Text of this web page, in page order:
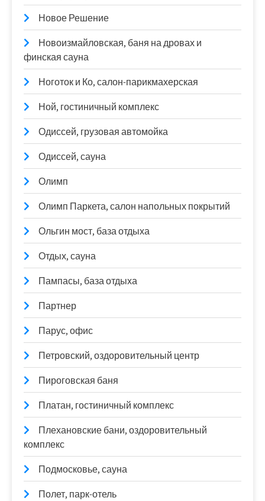
Новое Решение
Новоизмайловская, баня на дровах и
финская сауна
Ноготок и Ко, салон-парикмахерская
Ной, гостиничный комплекс
Одиссей, грузовая автомойка
Одиссей, сауна
Олимп
Олимп Паркета, салон напольных покрытий
Ольгин мост, база отдыха
Отдых, сауна
Пампасы, база отдыха
Партнер
Парус, офис
Петровский, оздоровительный центр
Пироговская баня
Платан, гостиничный комплекс
Плехановские бани, оздоровительный
комплекс
Подмосковье, сауна
Полет, парк-отель